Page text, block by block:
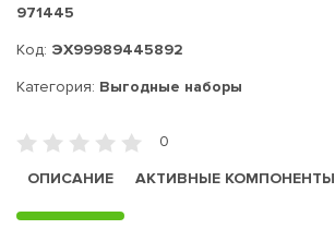
971445
Код: ЭХ99989445892
Категория: Выгодные наборы
0
ОПИСАНИЕ
АКТИВНЫЕ КОМПОНЕНТЫ